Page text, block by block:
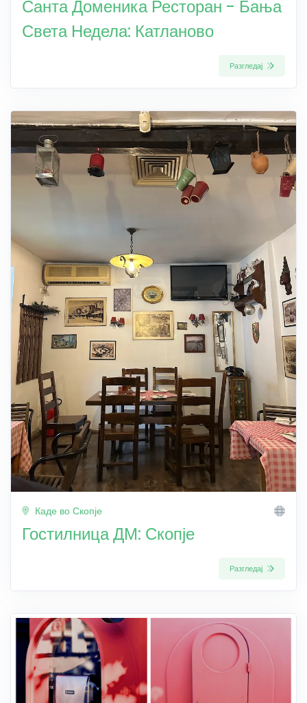
Санта Доменика Ресторан - Бања
Света Недела: Катланово
Разгледај
Каде во Скопје
Гостилница ДМ: Скопје
Разгледај